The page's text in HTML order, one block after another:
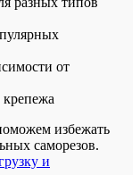
от
избежать
саморезов.
и